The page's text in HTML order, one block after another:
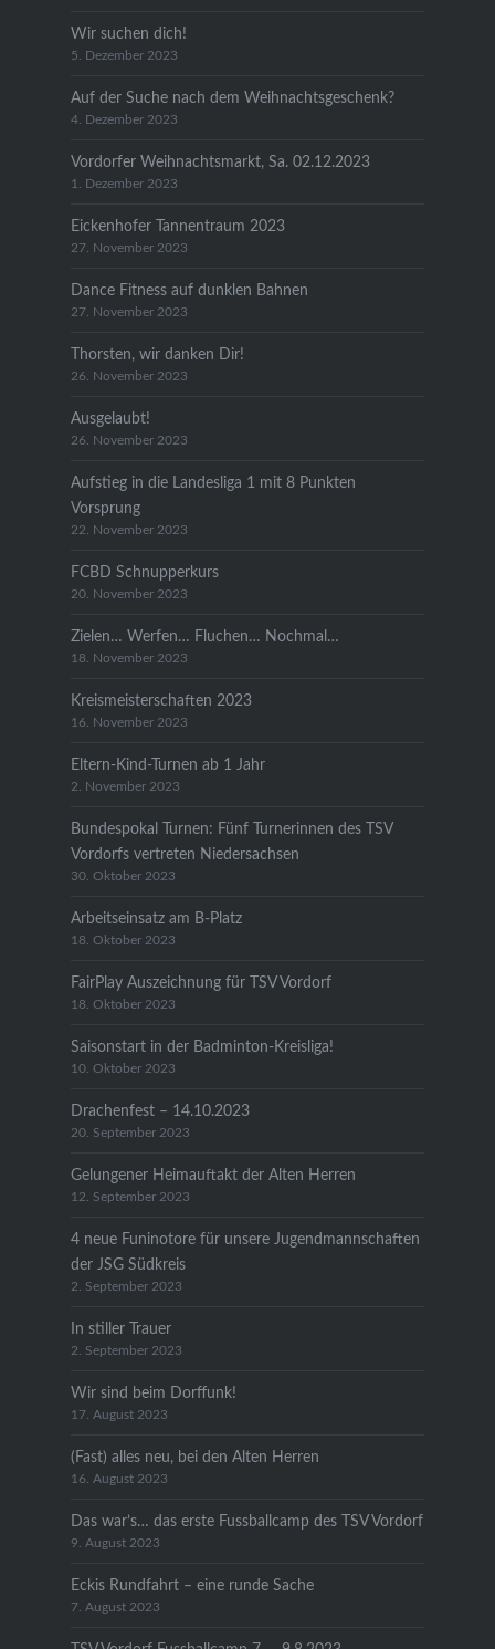
Wir suchen dich!
5. Dezember 2023
Auf der Suche nach dem Weihnachtsgeschenk?
4. Dezember 2023
Vordorfer Weihnachtsmarkt, Sa. 02.12.2023
1. Dezember 2023
Eickenhofer Tannentraum 2023
27. November 2023
Dance Fitness auf dunklen Bahnen
27. November 2023
Thorsten, wir danken Dir!
26. November 2023
Ausgelaubt!
26. November 2023
Aufstieg in die Landesliga 1 mit 8 Punkten
Vorsprung
22. November 2023
FCBD Schnupperkurs
20. November 2023
Zielen… Werfen… Fluchen… Nochmal…
18. November 2023
Kreismeisterschaften 2023
16. November 2023
Eltern-Kind-Turnen ab 1 Jahr
2. November 2023
Bundespokal Turnen: Fünf Turnerinnen des TSV
Vordorfs vertreten Niedersachsen
30. Oktober 2023
Arbeitseinsatz am B-Platz
18. Oktober 2023
FairPlay Auszeichnung für TSV Vordorf
18. Oktober 2023
Saisonstart in der Badminton-Kreisliga!
10. Oktober 2023
Drachenfest – 14.10.2023
20. September 2023
Gelungener Heimauftakt der Alten Herren
12. September 2023
4 neue Funinotore für unsere Jugendmannschaften
der JSG Südkreis
2. September 2023
In stiller Trauer
2. September 2023
Wir sind beim Dorffunk!
17. August 2023
(Fast) alles neu, bei den Alten Herren
16. August 2023
Das war’s… das erste Fussballcamp des TSV Vordorf
9. August 2023
Eckis Rundfahrt – eine runde Sache
7. August 2023